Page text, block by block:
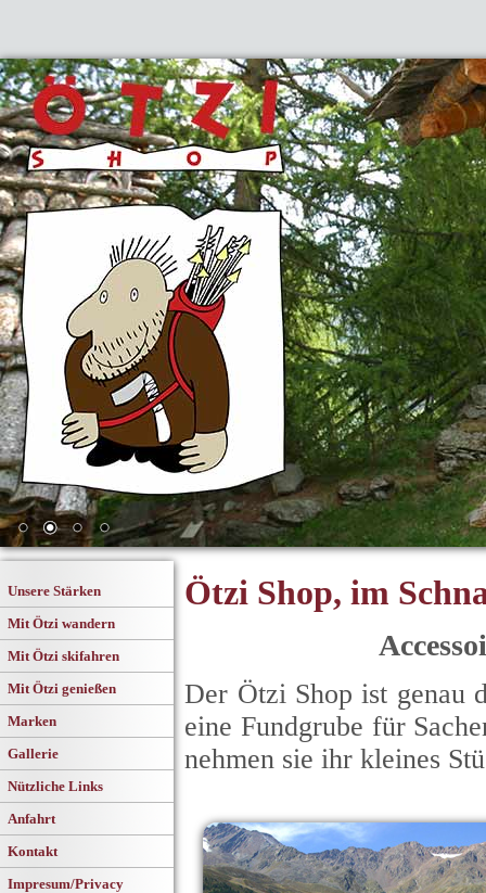
Unsere Stärken
Mit Ötzi wandern
Mit Ötzi skifahren
Mit Ötzi genießen
Marken
Gallerie
Nützliche Links
Anfahrt
Kontakt
Impresum/Privacy
Ötzi Shop, im
Der Ötzi Shop ist genau
eine Fundgrube für
nehmen sie ihr kleines